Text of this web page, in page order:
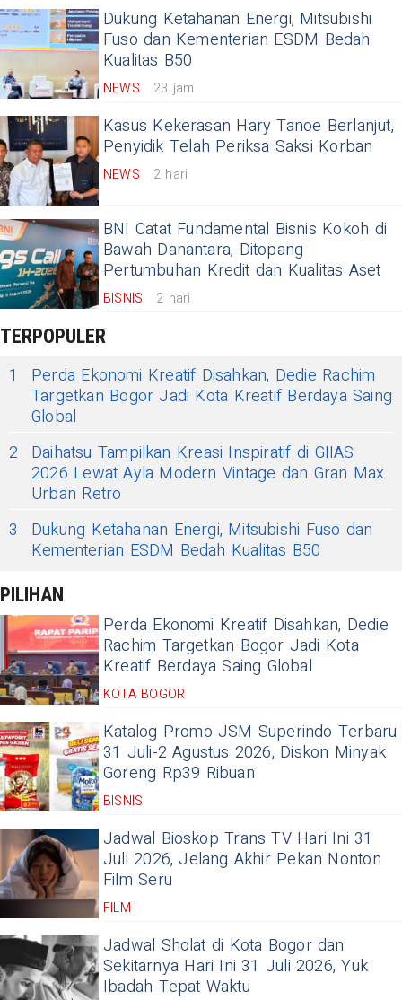
Dukung Ketahanan Energi, Mitsubishi
Fuso dan Kementerian ESDM Bedah
Kualitas B50
NEWS 23 jam
Kasus Kekerasan Hary Tanoe Berlanjut,
Penyidik Telah Periksa Saksi Korban
NEWS 2 hari
BNI Catat Fundamental Bisnis Kokoh di
Bawah Danantara, Ditopang
Pertumbuhan Kredit dan Kualitas Aset
BISNIS 2 hari
TERPOPULER
1
Perda Ekonomi Kreatif Disahkan, Dedie Rachim
Targetkan Bogor Jadi Kota Kreatif Berdaya Saing
Global
2
Daihatsu Tampilkan Kreasi Inspiratif di GIIAS
2026 Lewat Ayla Modern Vintage dan Gran Max
Urban Retro
3
Dukung Ketahanan Energi, Mitsubishi Fuso dan
Kementerian ESDM Bedah Kualitas B50
PILIHAN
Perda Ekonomi Kreatif Disahkan, Dedie
Rachim Targetkan Bogor Jadi Kota
Kreatif Berdaya Saing Global
KOTA BOGOR
Katalog Promo JSM Superindo Terbaru
31 Juli-2 Agustus 2026, Diskon Minyak
Goreng Rp39 Ribuan
BISNIS
Jadwal Bioskop Trans TV Hari Ini 31
Juli 2026, Jelang Akhir Pekan Nonton
Film Seru
FILM
Jadwal Sholat di Kota Bogor dan
Sekitarnya Hari Ini 31 Juli 2026, Yuk
Ibadah Tepat Waktu